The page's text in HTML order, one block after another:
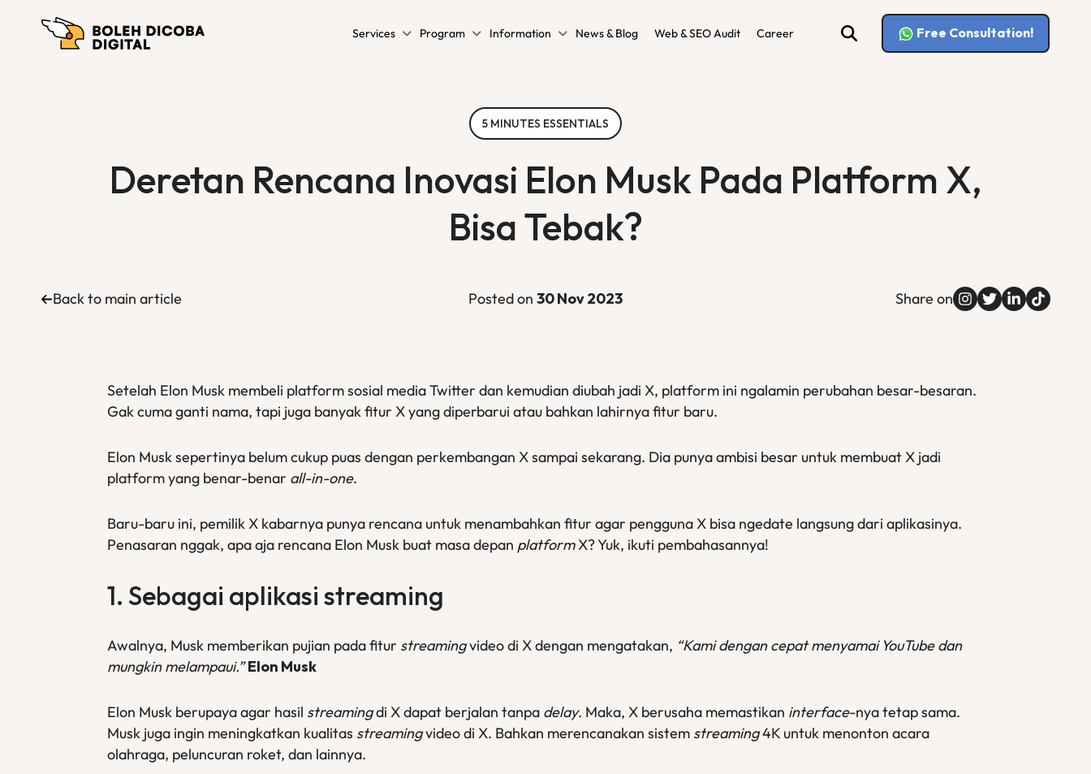
Services Program Information News & Blog Web & SEO Audit Career Free Consultation!
5 MINUTES ESSENTIALS
Deretan Rencana Inovasi Elon Musk Pada Platform X,
Bisa Tebak?
Back to main article Posted on 30 Nov 2023 Share on
Setelah Elon Musk membeli platform sosial media Twitter dan kemudian diubah jadi X, platform ini ngalamin perubahan besar-besaran.
Gak cuma ganti nama, tapi juga banyak fitur X yang diperbarui atau bahkan lahirnya fitur baru.
Elon Musk sepertinya belum cukup puas dengan perkembangan X sampai sekarang. Dia punya ambisi besar untuk membuat X jadi
platform yang benar-benar all-in-one.
Baru-baru ini, pemilik X kabarnya punya rencana untuk menambahkan fitur agar pengguna X bisa ngedate langsung dari aplikasinya.
Penasaran nggak, apa aja rencana Elon Musk buat masa depan platformX? Yuk, ikuti pembahasannya!
1. Sebagai aplikasi streaming
Awalnya, Musk memberikan pujian pada fitur streamingvideo di X dengan mengatakan, “Kami dengan cepat menyamai YouTube dan
mungkin melampaui.” Elon Musk
Elon Musk berupaya agar hasil streamingdi X dapat berjalan tanpa delay. Maka, X berusaha memastikan interface-nya tetap sama.
Musk juga ingin meningkatkan kualitas streamingvideo di X. Bahkan merencanakan sistem streaming4K untuk menonton acara
olahraga, peluncuran roket, dan lainnya.